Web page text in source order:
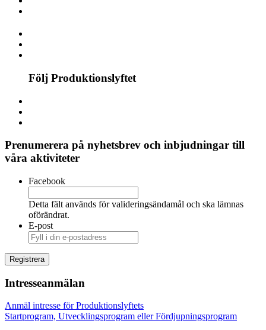
Följ Produktionslyftet
Prenumerera på nyhetsbrev och inbjudningar till
våra aktiviteter
Facebook
Detta fält används för valideringsändamål och ska lämnas
oförändrat.
E-post
Intresseanmälan
Anmäl intresse för Produktionslyftets
Startprogram, Utvecklingsprogram eller Fördjupningsprogram